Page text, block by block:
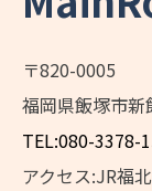
〒820-0005
福岡県飯塚市新
TEL:080-3378-
アクセス:JR福